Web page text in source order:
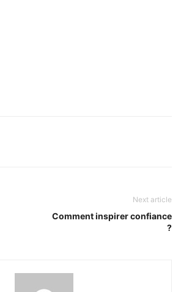
Next article
Comment inspirer confiance
?